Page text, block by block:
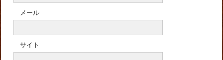
メール
サイト